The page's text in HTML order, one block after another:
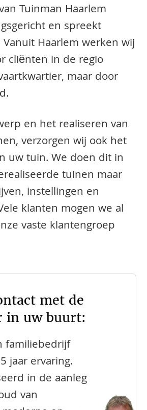
Tuinman Haarlem
en spreekt
Haarlem werken wij
cliënten in de regio
maar door
en het realiseren van
verzorgen wij ook het
uw tuin. We doen dit in
tuinen maar
instellingen en
klanten mogen we al
vaste klantengroep
met de
in uw buurt:
familiebedrijf
jaar ervaring.
in de aanleg
van